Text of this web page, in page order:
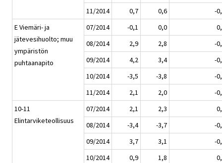
11/2014
0,7 0,6
-
E Viemäri- ja
jätevesihuolto; muu
ympäristön
puhtaanapito
07/2014 -0,1 0,0
08/2014
2,9 2,8
-
09/2014
4,2 3,4
-
10/2014
-3,5 -3,8
-
11/2014
2,1 2,0
-
10-11
Elintarviketeollisuus
07/2014 2,1 2,3
08/2014
-3,4 -3,7
-
09/2014
3,7 3,1
-
10/2014
0,9 1,8